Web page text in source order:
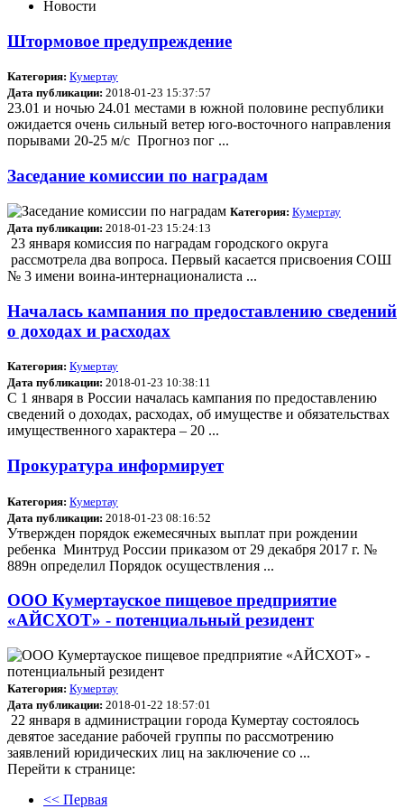
Новости
Штормовое предупреждение
Категория: Кумертау
Дата публикации: 2018-01-23 15:37:57
23.01 и ночью 24.01 местами в южной половине республики
ожидается очень сильный ветер юго-восточного направления
порывами 20-25 м/с Прогноз пог ...
Заседание комиссии по наградам
Категория: Кумертау
Дата публикации: 2018-01-23 15:24:13
23 января комиссия по наградам городского округа
рассмотрела два вопроса. Первый касается присвоения СОШ
№ 3 имени воина-интернационалиста ...
Началась кампания по предоставлению сведений
о доходах и расходах
Категория: Кумертау
Дата публикации: 2018-01-23 10:38:11
С 1 января в России началась кампания по предоставлению
сведений о доходах, расходах, об имуществе и обязательствах
имущественного характера – 20 ...
Прокуратура информирует
Категория: Кумертау
Дата публикации: 2018-01-23 08:16:52
Утвержден порядок ежемесячных выплат при рождении
ребенка Минтруд России приказом от 29 декабря 2017 г. №
889н определил Порядок осуществления ...
ООО Кумертауское пищевое предприятие
«АЙСХОТ» - потенциальный резидент
Категория: Кумертау
Дата публикации: 2018-01-22 18:57:01
22 января в администрации города Кумертау состоялось
девятое заседание рабочей группы по рассмотрению
заявлений юридических лиц на заключение со ...
Перейти к странице:
<< Первая